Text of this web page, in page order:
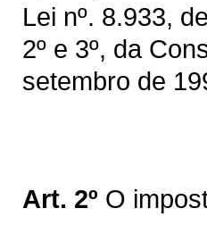
Lei nº. 8.933,
2º e 3º, da
setembro de
Art. 2º O